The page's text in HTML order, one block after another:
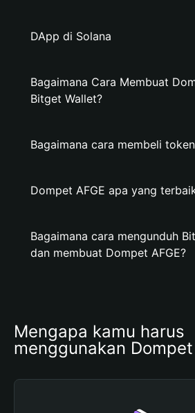
DApp di Solana
Bagaimana Cara Membuat
Bitget Wallet?
Bagaimana cara membeli
Dompet AFGE apa yang
Bagaimana cara mengunduh
dan membuat Dompet AFGE?
Mengapa kamu harus
menggunakan Dompet